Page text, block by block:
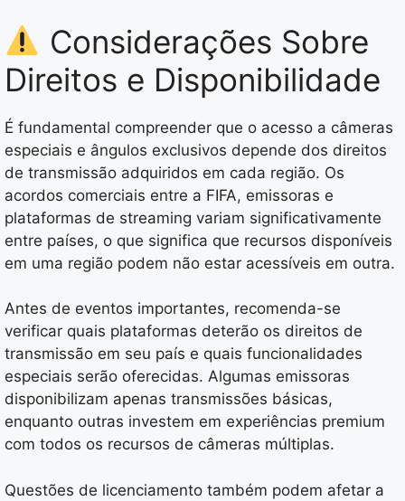
Considerações Sobre
Direitos e Disponibilidade
É fundamental compreender que o acesso a câmeras
especiais e ângulos exclusivos depende dos direitos
de transmissão adquiridos em cada região. Os
acordos comerciais entre a FIFA, emissoras e
plataformas de streaming variam significativamente
entre países, o que significa que recursos disponíveis
em uma região podem não estar acessíveis em outra.
Antes de eventos importantes, recomenda-se
verificar quais plataformas deterão os direitos de
transmissão em seu país e quais funcionalidades
especiais serão oferecidas. Algumas emissoras
disponibilizam apenas transmissões básicas,
enquanto outras investem em experiências premium
com todos os recursos de câmeras múltiplas.
Questões de licenciamento também podem afetar a